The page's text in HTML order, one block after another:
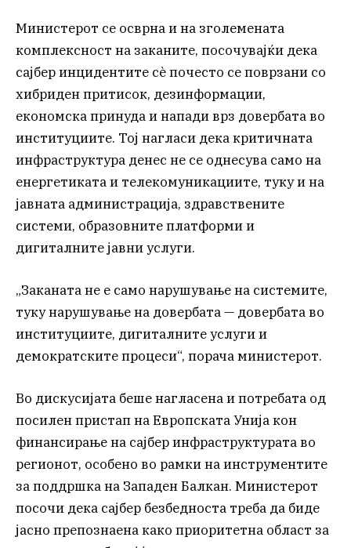
Министерот се осврна и на зголемената
комплексност на заканите, посочувајќи дека
сајбер инцидентите сè почесто се поврзани со
хибриден притисок, дезинформации,
економска принуда и напади врз довербата во
институциите. Тој нагласи дека критичната
инфраструктура денес не се однесува само на
енергетиката и телекомуникациите, туку и на
јавната администрација, здравствените
системи, образовните платформи и
дигиталните јавни услуги.
„Заканата не е само нарушување на системите,
туку нарушување на довербата — довербата во
институциите, дигиталните услуги и
демократските процеси“, порача министерот.
Во дискусијата беше нагласена и потребата од
посилен пристап на Европската Унија кон
финансирање на сајбер инфраструктурата во
регионот, особено во рамки на инструментите
за поддршка на Западен Балкан. Министерот
посочи дека сајбер безбедноста треба да биде
јасно препознаена како приоритетна област за